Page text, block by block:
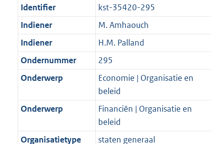
Identifier
kst-35420-295
Indiener
M. Amhaouch
Indiener
H.M. Palland
Ondernummer
295
Onderwerp
Economie | Organisatie en
beleid
Onderwerp
Financiën | Organisatie en
beleid
Organisatietype
staten generaal